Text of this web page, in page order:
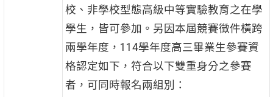
校、非學校型態高級中等實驗教育之在學
學生，皆可參加。另因本屆競賽徵件橫跨
兩學年度，114學年度高三畢業生參賽資
格認定如下，符合以下雙重身分之參賽
者，可同時報名兩組別：